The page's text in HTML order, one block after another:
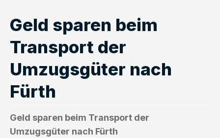
Geld sparen beim
Transport der
Umzugsgüter nach
Fürth
Geld sparen beim Transport der
Umzugsgüter nach Fürth